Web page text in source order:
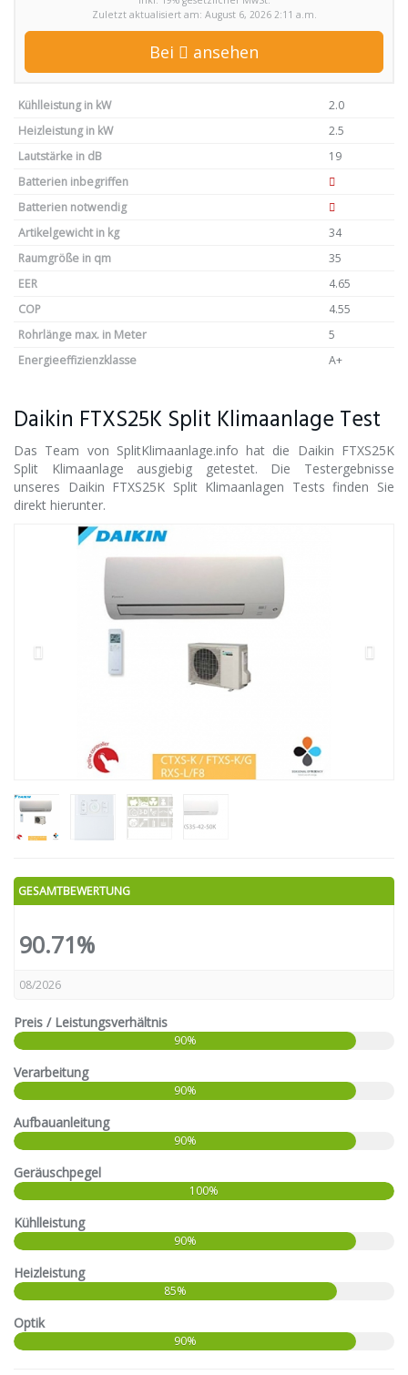
Zuletzt aktualisiert am: August 6, 2026 2:11 a.m.
Bei ansehen
Kühlleistung in kW
2.0
Heizleistung in kW
2.5
Lautstärke in dB
19
Batterien inbegriffen
Batterien notwendig
Artikelgewicht in kg
34
Raumgröße in qm
35
EER
4.65
COP
4.55
Rohrlänge max. in Meter
5
Energieeffizienzklasse
A+
Daikin FTXS25K Split Klimaanlage Test
Das Team von SplitKlimaanlage.info hat die Daikin FTXS25K
Split Klimaanlage ausgiebig getestet. Die Testergebnisse
unseres Daikin FTXS25K Split Klimaanlagen Tests finden Sie
direkt hierunter.
GESAMTBEWERTUNG
90.71%
08/2026
Preis / Leistungsverhältnis
90%
Verarbeitung
90%
Aufbauanleitung
90%
Geräuschpegel
100%
Kühlleistung
90%
Heizleistung
85%
Optik
90%